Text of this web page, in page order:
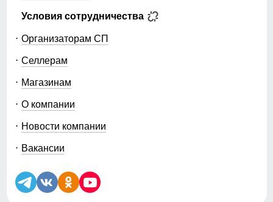
Условия сотрудничества
Организаторам СП
Селлерам
Магазинам
О компании
Новости компании
Вакансии